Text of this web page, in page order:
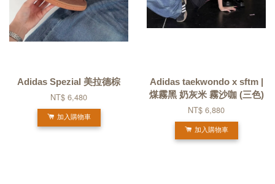
Adidas Spezial 美拉德棕
NT$ 6,480
加入購物車
Adidas taekwondo x sftm |
煤霧黑 奶灰米 霧沙咖 (三色)
NT$ 6,880
加入購物車